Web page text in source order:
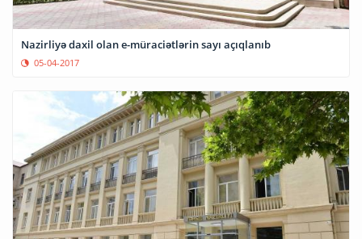
Nazirliyə daxil olan e-müraciətlərin sayı açıqlanıb
05-04-2017